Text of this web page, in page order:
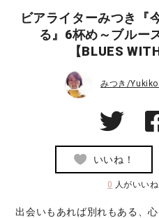
ビアライターみつき『
る』6杯め～ブルー
【BLUES
みつき/
いいね！
0 人がいい
出会いもあれば別れもある、